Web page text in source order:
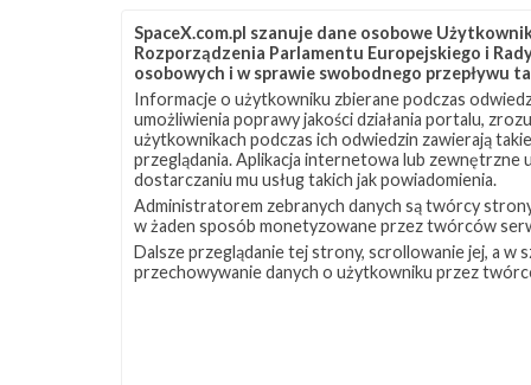
SpaceX.com.pl szanuje dane osobowe
Rozporządzenia Parlamentu Europejskiego i
osobowych i w sprawie swobodnego przepływu
Informacje o użytkowniku zbierane podczas
umożliwienia poprawy jakości działania portalu,
użytkownikach podczas ich odwiedzin zawierają
przeglądania. Aplikacja internetowa lub
dostarczaniu mu usług takich jak powiadomienia.
Administratorem zebranych danych są twórcy
w żaden sposób monetyzowane przez twórców
Dalsze przeglądanie tej strony, scrollowanie jej, a w
przechowywanie danych o użytkowniku przez